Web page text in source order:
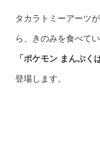
タカラトミーアーツ
ら、きのみを食べて
「ポケモン まんぷく
登場します。